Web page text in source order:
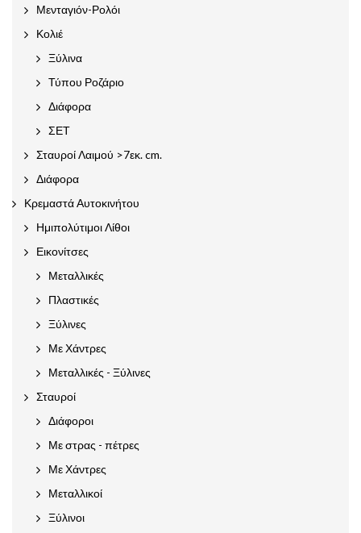
Μενταγιόν-Ρολόι
Κολιέ
Ξύλινα
Τύπου Ροζάριο
Διάφορα
ΣΕΤ
Σταυροί Λαιμού >7εκ. cm.
Διάφορα
Κρεμαστά Αυτοκινήτου
Ημιπολύτιμοι Λίθοι
Εικονίτσες
Μεταλλικές
Πλαστικές
Ξύλινες
Με Χάντρες
Μεταλλικές - Ξύλινες
Σταυροί
Διάφοροι
Με στρας - πέτρες
Με Χάντρες
Μεταλλικοί
Ξύλινοι